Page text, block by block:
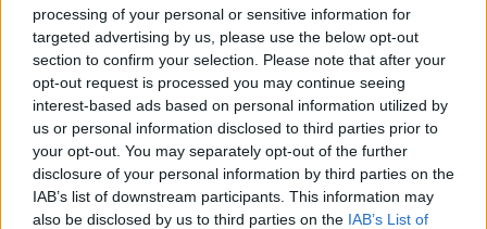
processing of your personal or sensitive information for
targeted advertising by us, please use the below opt-out
section to confirm your selection. Please note that after your
opt-out request is processed you may continue seeing
interest-based ads based on personal information utilized by
us or personal information disclosed to third parties prior to
your opt-out. You may separately opt-out of the further
disclosure of your personal information by third parties on the
IAB’s list of downstream participants. This information may
also be disclosed by us to third parties on the IAB’s List of
VÁLASZTÁSI BIZOTTSÁGHOZ
2021. július. 21. 18:50
Az NVB-nek a szerdai benyújtástól számítva 60 napja van arra,
hogy döntsön a kérdés hitelesítéséről.
ELEMZŐ AZ UGYTUDJUKNAK: KOCKÁZATOT IS
REJT ORBÁN SZÁMÁRA A NÉPSZAVAZÁS
2021. július. 21. 17:50
Kovács János politológus szerint egy érvényes és eredményes
népszavazás komoly belpolitikai siker is lehet a kormánynak, ám